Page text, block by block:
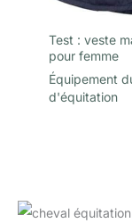
Test : veste
pour femme
Équipement
d'équitation